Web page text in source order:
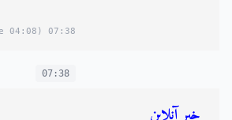
07:38
(04:08 in your timezone)
07:38